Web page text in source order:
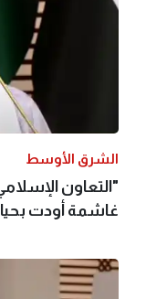
الشرق الأوسط
"التعاون
غاشمة أودت بحياة